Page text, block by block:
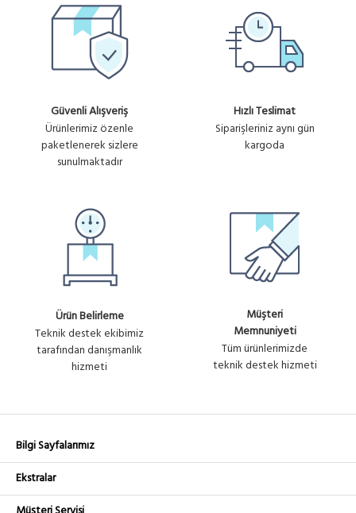
Loco5AC
NanoStation 5AC Loco
Ürün
No :
U1023
NanoSwitch N-SW
U1024
Güvenli Alışveriş
Ürünlerimiz özenle
paketlenerek sizlere
sunulmaktadır
Hızlı Teslimat
Siparişleriniz aynı gün
kargoda
Ürün Belirleme
Teknik destek ekibimiz
tarafından danışmanlık
hizmeti
Müşteri
Memnuniyeti
Tüm ürünlerimizde
teknik destek hizmeti
Bilgi Sayfalarımız
Ekstralar